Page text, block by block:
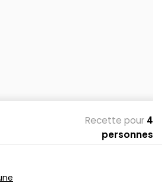
Recette pour 4
personnes